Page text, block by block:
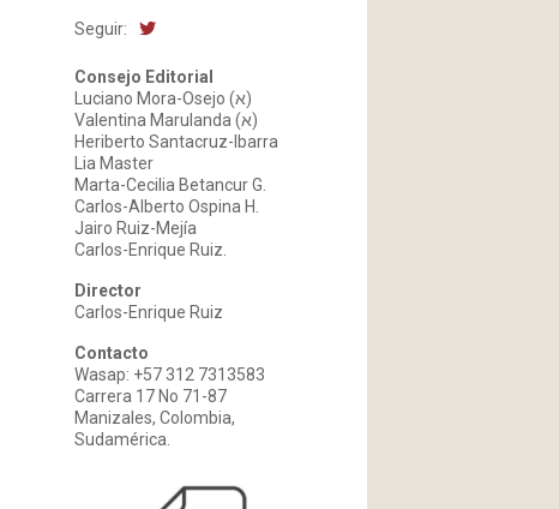
Seguir:
Consejo Editorial
Luciano Mora-Osejo (א)
Valentina Marulanda (א)
Heriberto Santacruz-Ibarra
Lia Master
Marta-Cecilia Betancur G.
Carlos-Alberto Ospina H.
Jairo Ruiz-Mejía
Carlos-Enrique Ruiz.
Director
Carlos-Enrique Ruiz
Contacto
Wasap: +57 312 7313583
Carrera 17 No 71-87
Manizales, Colombia,
Sudamérica.